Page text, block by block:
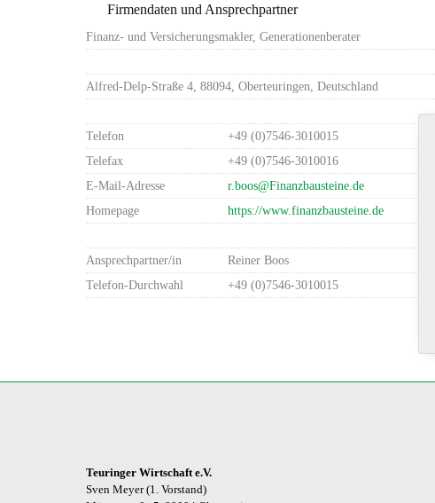
Firmendaten und Ansprechpartner
Finanz- und Versicherungsmakler, Generationenberater
Alfred-Delp-Straße 4, 88094, Oberteuringen, Deutschland
Telefon
+49 (0)7546-3010015
Telefax
+49 (0)7546-3010016
E-Mail-Adresse
r.boos@Finanzbausteine.de
Homepage
https://www.finanzbausteine.de
Ansprechpartner/in
Reiner Boos
Telefon-Durchwahl
+49 (0)7546-3010015
Teuringer Wirtschaft e.V.
Sven Meyer (1. Vorstand)